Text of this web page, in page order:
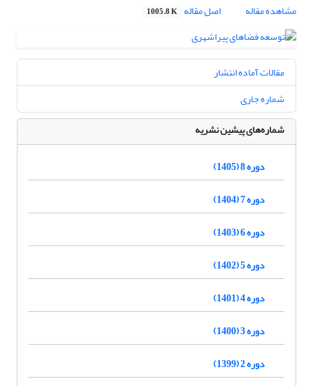
مشاهده مقاله
اصل مقاله 1005.8 K
مقالات آماده انتشار
شماره جاری
شماره‌های پیشین نشریه
دوره 8 (1405)
دوره 7 (1404)
دوره 6 (1403)
دوره 5 (1402)
دوره 4 (1401)
دوره 3 (1400)
دوره 2 (1399)